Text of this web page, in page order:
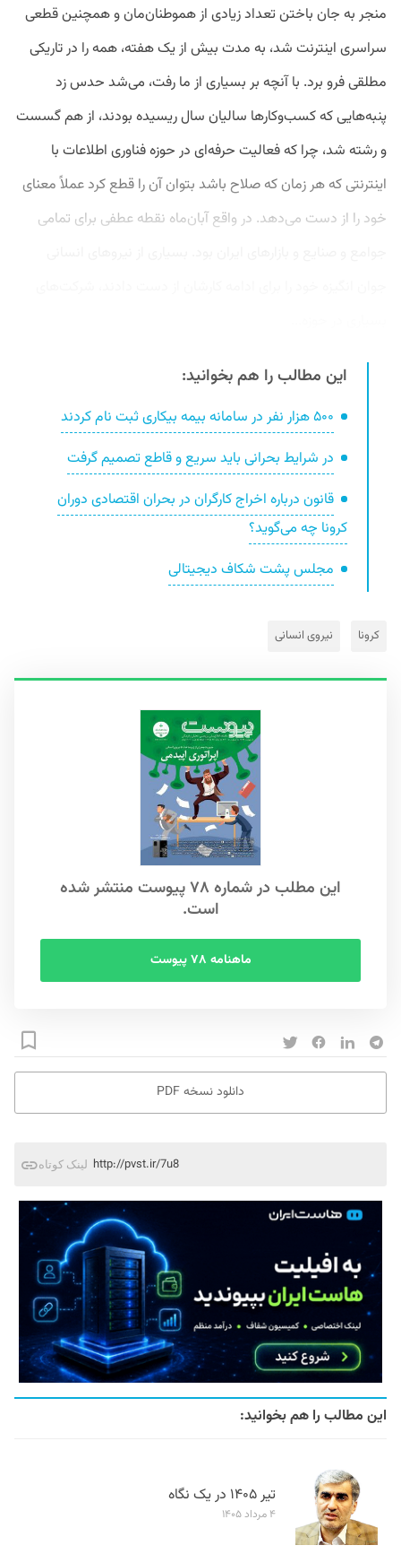
منجر به جان باختن تعداد زیادی از هموطنان‌مان و همچنین قطعی
سراسری اینترنت شد، به مدت بیش از یک هفته، همه را در تاریکی
مطلقی فرو برد. با آنچه بر بسیاری از ما رفت، می‌شد حدس زد
پنبه‌هایی که کسب‌و‌کارها سالیان سال ریسیده بودند، از هم گسست
و رشته شد، چرا که فعالیت حرفه‌ای در حوزه فناوری اطلاعات با
اینترنتی که هر زمان که صلاح باشد بتوان آن را قطع کرد عملاً معنای
خود را از دست می‌دهد. در واقع آبان‌ماه نقطه عطفی برای تمامی
این مطالب را هم بخوانید:
۵۰۰ هزار نفر در سامانه بیمه بیکاری ثبت نام کردند
در شرایط بحرانی باید سریع و قاطع تصمیم گرفت
قانون درباره اخراج کارگران در بحران اقتصادی دوران
کرونا چه می‌گوید؟
مجلس پشت شکاف دیجیتالی
کرونا نیروی انسانی
این مطلب در شماره ۷۸ پیوست منتشر شده
است.
ماهنامه ۷۸ پیوست
دانلود نسخه PDF
لینک کوتاه http://pvst.ir/7u8
این مطالب را هم بخوانید:
تیر ۱۴۰۵ در یک نگاه
۴ مرداد ۱۴۰۵